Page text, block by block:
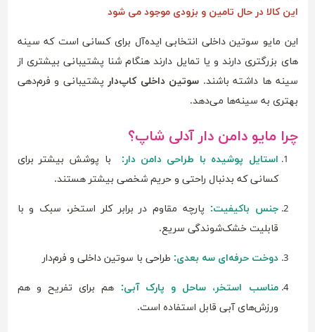
این کالا در حال تامین و بزودی موجود می شود
این مایو سوتین داخلی انتخابی ایده‌آل برای کسانی است که سینه
های بزرگتری دارند و یا تمایل دارند هنگام شنا پشتیبانی بیشتری از
سینه ها داشته باشند. سوتین داخلی کاپ‌دار پشتیبانی و فرم‌دهی
بهتری به سینه‌ها می‌دهد.
چرا مایو دامن دار آدلی شاپ؟
استایل پوشیده با طراحی دامن دار:
با پوشش بیشتر برای
کسانی که بدنبال راحتی و حریم شخصی بیشتر هستند.
جنس باکیفیت: پارچه مقاوم در برابر کلر استخر، سبک و با
قابلیت خشک‌شوندگی سریع.
دوخت حرفه‌ای سه بعدی: طراحی با سوتین داخلی و فرم‌دار
مناسب استخر، ساحل و پارک آبی: هم برای تفریح و هم
ورزش‌های آبی قابل استفاده است.